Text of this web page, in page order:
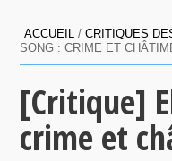
ACCUEIL /CRITIQUES
SONG : CRIME ET
[Critique]
crime et